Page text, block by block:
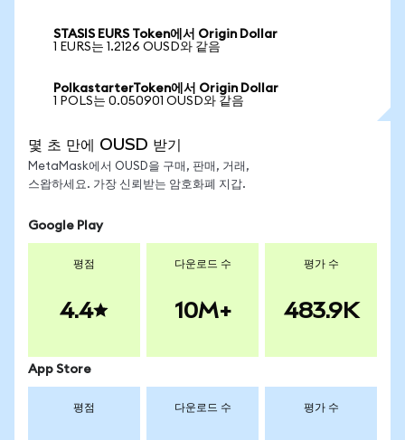
STASIS EURS Token에서 Origin Dollar
1 EURS는 1.2126 OUSD와 같음
PolkastarterToken에서 Origin Dollar
1 POLS는 0.050901 OUSD와 같음
몇 초 만에 OUSD 받기
MetaMask에서 OUSD을 구매, 판매, 거래,
스왑하세요. 가장 신뢰받는 암호화폐 지갑.
Google Play
평점
4.4
다운로드 수
10M+
평가 수
483.9K
App Store
평점 다운로드 수 평가 수